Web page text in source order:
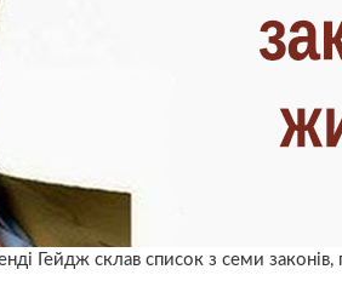
Гейдж склав список з семи законів,